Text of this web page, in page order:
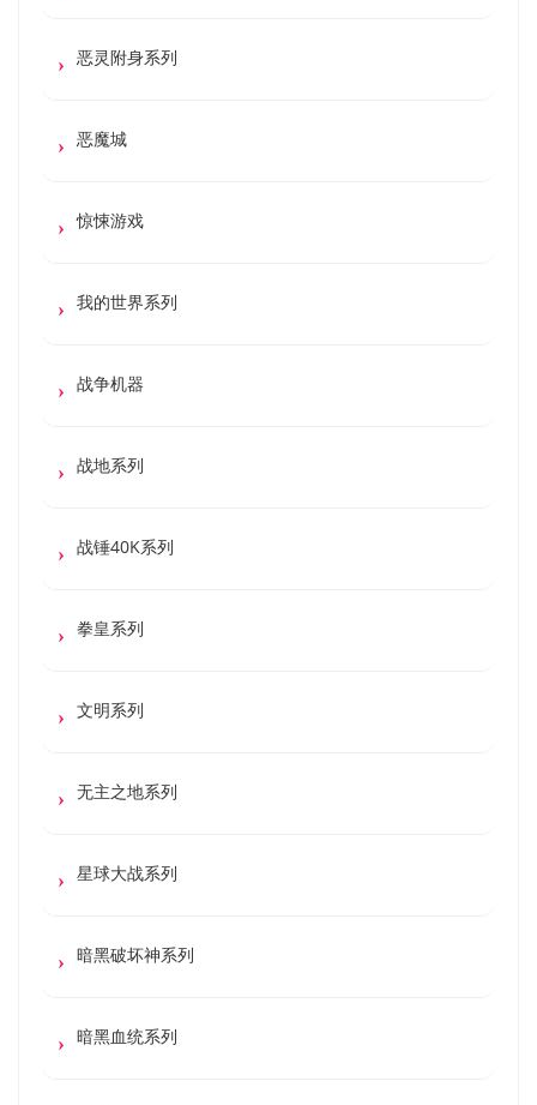
恶灵附身系列
恶魔城
惊悚游戏
我的世界系列
战争机器
战地系列
战锤40K系列
拳皇系列
文明系列
无主之地系列
星球大战系列
暗黑破坏神系列
暗黑血统系列